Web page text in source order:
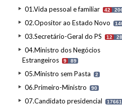
01.Vida pessoal e familiar 42
02.Opositor ao Estado Novo
03.Secretário-Geral do PS 12
04.Ministro dos Negócios
Estrangeiros
9 89
05.Ministro sem Pasta 2
06.Primeiro-Ministro 90
07.Candidato presidencial 17661